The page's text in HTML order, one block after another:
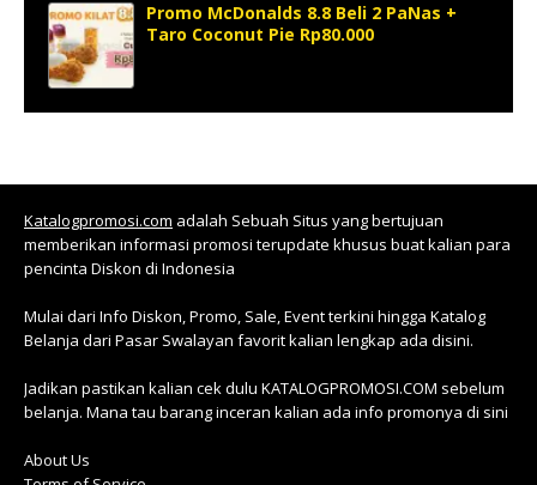
Promo McDonalds 8.8 Beli 2 PaNas +
Taro Coconut Pie Rp80.000
Katalogpromosi.com adalah Sebuah Situs yang bertujuan
memberikan informasi promosi terupdate khusus buat kalian para
pencinta Diskon di Indonesia
Mulai dari Info Diskon, Promo, Sale, Event terkini hingga Katalog
Belanja dari Pasar Swalayan favorit kalian lengkap ada disini.
Jadikan pastikan kalian cek dulu KATALOGPROMOSI.COM sebelum
belanja. Mana tau barang inceran kalian ada info promonya di sini
About Us